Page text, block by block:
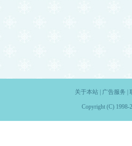
关于本站| 广告服务
Copyright (C) 1998-